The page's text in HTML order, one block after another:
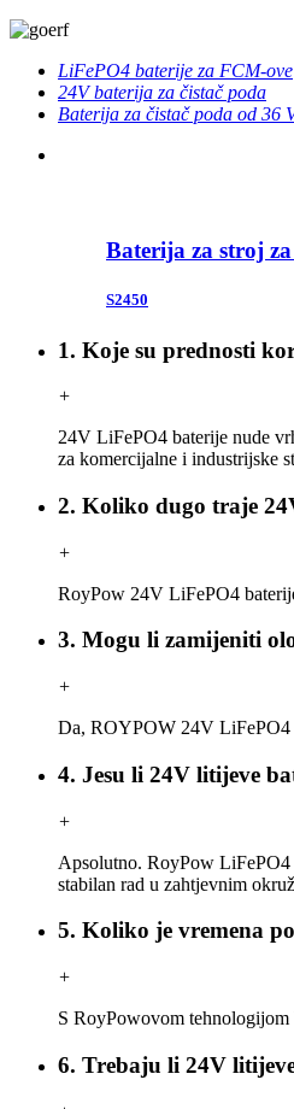
LiFePO4 baterije za FCM-ove
24V baterija za čistač poda
Baterija za čistač poda od 36
Baterija za stroj
S2450
1. Koje su prednosti
+
24V LiFePO4 baterije nude
za komercijalne i industrijske
2. Koliko dugo traje
+
RoyPow 24V LiFePO4
3. Mogu li zamijeniti
+
Da, ROYPOW 24V LiFePO4
4. Jesu li 24V litijeve
+
Apsolutno. RoyPow LiFePO4
stabilan rad u zahtjevnim
5. Koliko je vremena
+
S RoyPowovom tehnologijom
6. Trebaju li 24V